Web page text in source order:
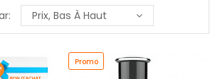
Prix, Bas À Haut
Promo